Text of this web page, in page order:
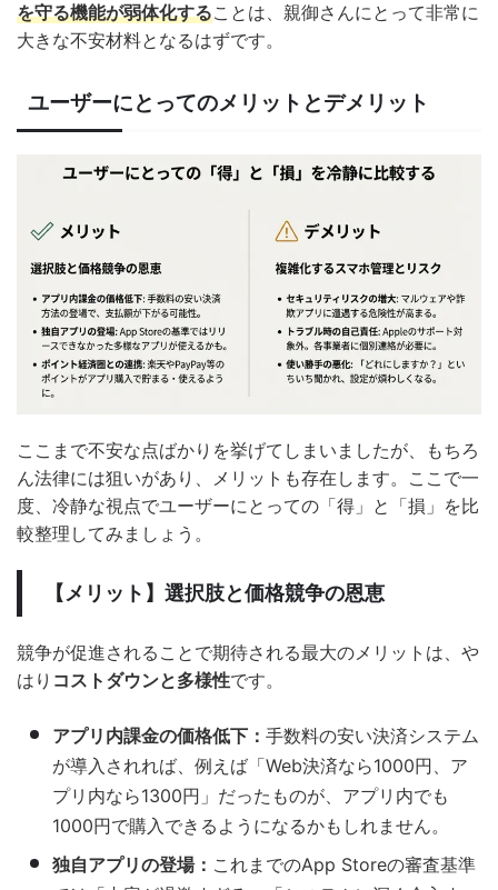
を守る機能が弱体化することは、親御さんにとって非常に
大きな不安材料となるはずです。
ユーザーにとってのメリットとデメリット
ここまで不安な点ばかりを挙げてしまいましたが、もちろ
ん法律には狙いがあり、メリットも存在します。ここで一
度、冷静な視点でユーザーにとっての「得」と「損」を比
較整理してみましょう。
【メリット】選択肢と価格競争の恩恵
競争が促進されることで期待される最大のメリットは、や
はり コストダウンと多様性です。
アプリ内課金の価格低下： 手数料の安い決済システム
が導入されれば、例えば「Web決済なら1000円、ア
プリ内なら1300円」だったものが、アプリ内でも
1000円で購入できるようになるかもしれません。
独自アプリの登場： これまでのApp Storeの審査基準